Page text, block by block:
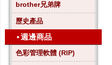
brother兄弟牌
歷史產品
▪週邊商品
色彩管理軟體 (RIP)